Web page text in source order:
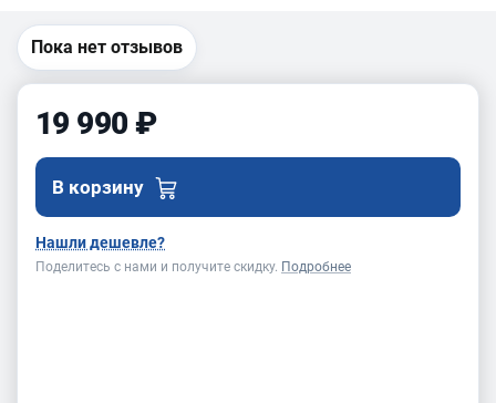
Пока нет отзывов
19 990 ₽
В корзину
Нашли дешевле?
Поделитесь с нами и получите скидку. Подробнее